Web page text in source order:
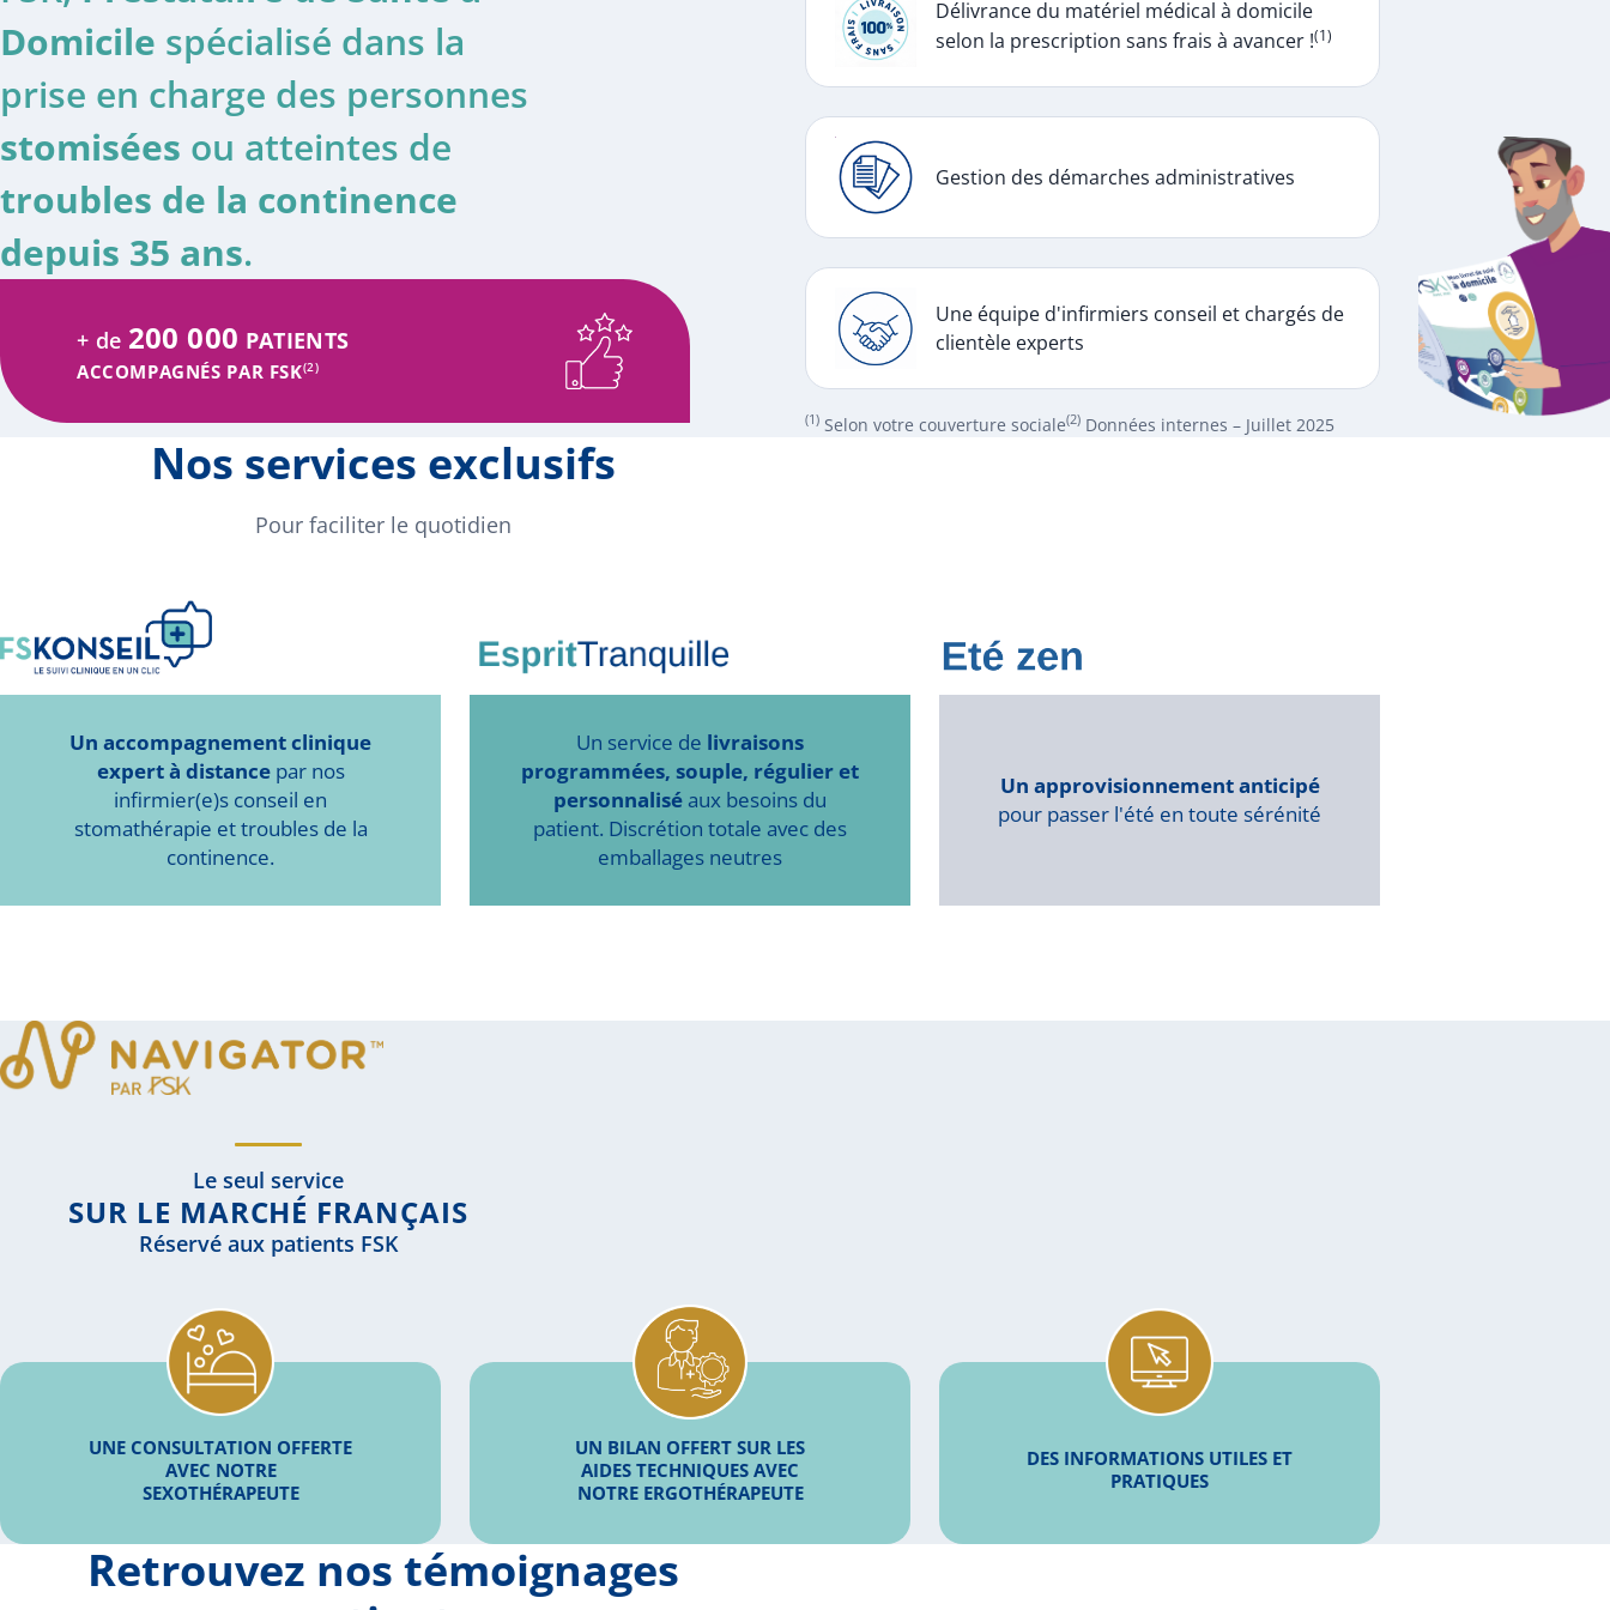
Domicile spécialisé dans la
prise en charge des personnes
stomisées ou atteintes de
troubles de la continence
depuis 35 ans.
+ de 200 000 PATIENTS
ACCOMPAGNÉS PAR FSK(2)
Délivrance du matériel médical à domicile
selon la prescription sans frais à avancer !(1)
Gestion des démarches administratives
Une équipe d'infirmiers conseil et chargés de
clientèle experts
(1)Selon votre couverture sociale(2)Données internes – Juillet 2025
Nos services exclusifs
Pour faciliter le quotidien
Un accompagnement clinique
expert à distancepar nos
infirmier(e)s conseil en
stomathérapie et troubles de la
continence.
Un service de livraisons
programmées, souple, régulier et
personnalisé aux besoins du
patient. Discrétion totale avec des
emballages neutres
Un approvisionnement anticipé
pour passer l'été en toute sérénité
Le seul service
SUR LE MARCHÉ FRANÇAIS
Réservé aux patients FSK
UNE CONSULTATION OFFERTE
AVEC NOTRE
SEXOTHÉRAPEUTE
UN BILAN OFFERT SUR LES
AIDES TECHNIQUES AVEC
NOTRE ERGOTHÉRAPEUTE
DES INFORMATIONS UTILES ET
PRATIQUES
Retrouvez nos témoignages